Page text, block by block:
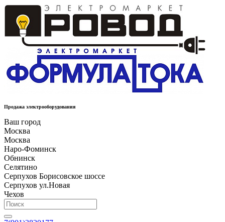
Продажа электрооборудования
Ваш город
Москва
Москва
Наро-Фоминск
Обнинск
Селятино
Серпухов Борисовское шоссе
Серпухов ул.Новая
Чехов